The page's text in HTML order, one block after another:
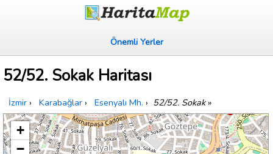
Önemli Yerler
52/52. Sokak Haritası
İzmir › Karabağlar › Esenyalı Mh. › 52/52. Sokak»
+
−